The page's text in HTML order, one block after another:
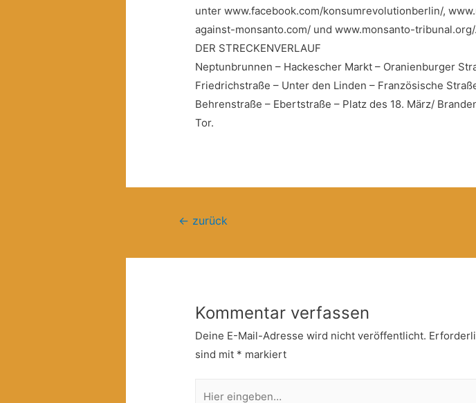
unter www.facebook.com/konsumrevolutionberlin/,
against-monsanto.com/ und www.monsanto-tribunal.org/.
DER STRECKENVERLAUF
Neptunbrunnen – Hackescher Markt – Oranienburger
Friedrichstraße – Unter den Linden – Französische
Behrenstraße – Ebertstraße – Platz des 18. März/
Tor.
Beitragsnavigation
← zurück
Kommentar verfassen
Deine E-Mail-Adresse wird nicht veröffentlicht.
sind mit * markiert